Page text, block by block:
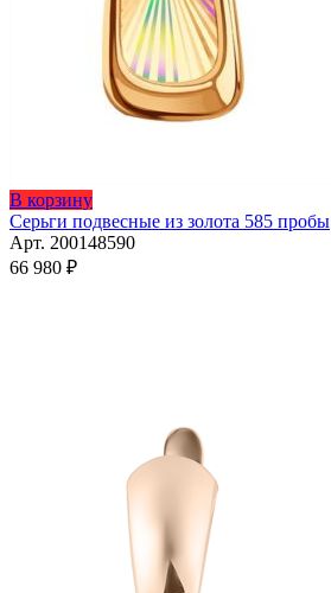
В корзину
Серьги подвесные из золота 585 пробы
Арт. 200148590
66 980 ₽